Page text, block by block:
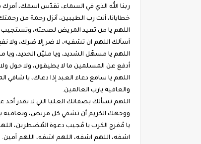
ربنا الله الذي في السماء، تقدّس اسمك،
خطايانا، أنت رب الطيبين، أنزل رحمة من
اللهم يا من تعيد المريض لصحته،
أسألك اللهم ان تشفيه، لا ضر إلا ضرك، ولا نفع
اللهم يا مسهّل الشديد، ويا مليّن الحديد،
أدفع عن المسلمين ما لا يطيقون، ولا حول ولا
اللهم يا سامع دعاء العبد إذا دعاك، يا
والعافية يارب العالمين.
اللهم نسألك بصفاتك العليا التي لا يقدر
ووجهك الكريم أن تشفي كل مريض، وتعافيه
يا مُفرج الكرب يا مُجيب دعوة المُضطرين،
اشفه، اللهم اشفه، اللهم اشفه، اللهم آمين.